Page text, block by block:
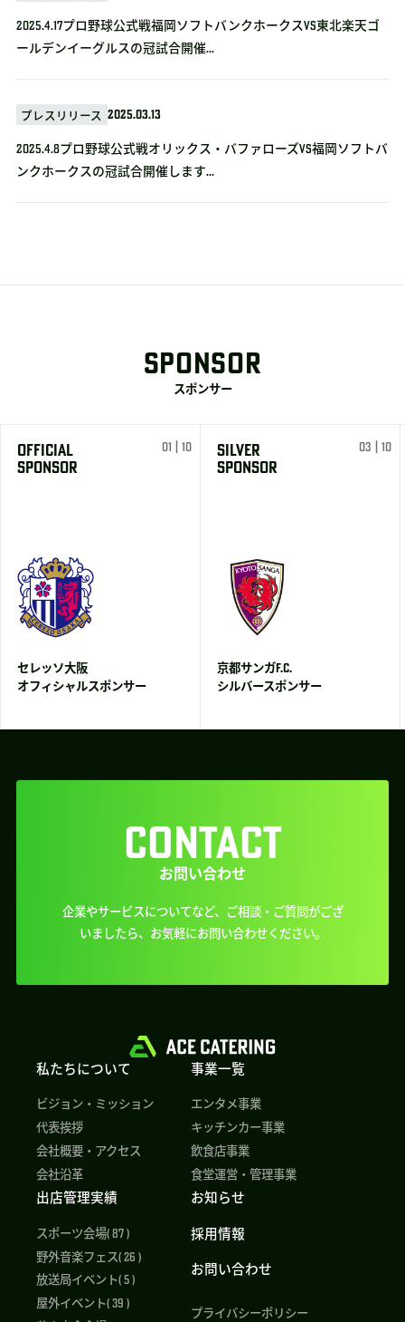
2025.4.17プロ野球公式戦福岡ソフトバンクホークスVS東北楽天ゴ
ールデンイーグルスの冠試合開催...
プレスリリース 2025.03.13
2025.4.8プロ野球公式戦オリックス・バファローズvs福岡ソフトバ
ンクホークスの冠試合開催します...
SPONSOR
スポンサー
OFFICIAL
SPONSOR
01 | 10
セレッソ大阪
オフィシャルスポンサー
SILVER
SPONSOR
03 | 10
京都サンガF.C.
シルバースポンサー
CONTACT
お問い合わせ
企業やサービスについてなど、ご相談・ご質問がござ
いましたら、 お気軽にお問い合わせください。
私たちについて
ビジョン・ミッション
代表挨拶
会社概要・アクセス
会社沿革
事業一覧
エンタメ事業
キッチンカー事業
飲食店事業
食堂運営・管理事業
出店管理実績
スポーツ会場( 87 )
野外音楽フェス( 26 )
放送局イベント( 5 )
屋外イベント( 39 )
お知らせ
採用情報
お問い合わせ
プライバシーポリシー